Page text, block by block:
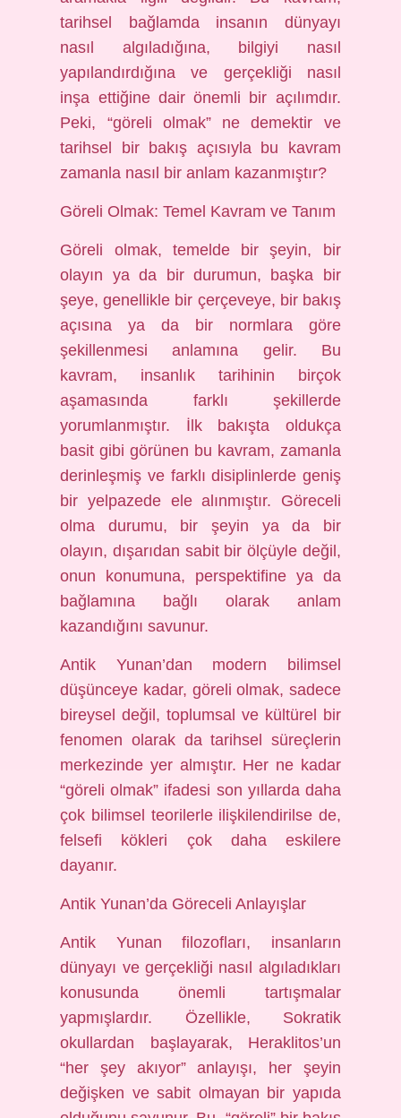
tarihsel bağlamda insanın dünyayı
nasıl algıladığına, bilgiyi nasıl
yapılandırdığına ve gerçekliği nasıl
inşa ettiğine dair önemli bir açılımdır.
Peki, “göreli olmak” ne demektir ve
tarihsel bir bakış açısıyla bu kavram
zamanla nasıl bir anlam kazanmıştır?
Göreli Olmak: Temel Kavram ve Tanım
Göreli olmak, temelde bir şeyin, bir
olayın ya da bir durumun, başka bir
şeye, genellikle bir çerçeveye, bir bakış
açısına ya da bir normlara göre
şekillenmesi anlamına gelir. Bu
kavram, insanlık tarihinin birçok
aşamasında farklı şekillerde
yorumlanmıştır. İlk bakışta oldukça
basit gibi görünen bu kavram, zamanla
derinleşmiş ve farklı disiplinlerde geniş
bir yelpazede ele alınmıştır. Göreceli
olma durumu, bir şeyin ya da bir
olayın, dışarıdan sabit bir ölçüyle değil,
onun konumuna, perspektifine ya da
bağlamına bağlı olarak anlam
kazandığını savunur.
Antik Yunan’dan modern bilimsel
düşünceye kadar, göreli olmak, sadece
bireysel değil, toplumsal ve kültürel bir
fenomen olarak da tarihsel süreçlerin
merkezinde yer almıştır. Her ne kadar
“göreli olmak” ifadesi son yıllarda daha
çok bilimsel teorilerle ilişkilendirilse de,
felsefi kökleri çok daha eskilere
dayanır.
Antik Yunan’da Göreceli Anlayışlar
Antik Yunan filozofları, insanların
dünyayı ve gerçekliği nasıl algıladıkları
konusunda önemli tartışmalar
yapmışlardır. Özellikle, Sokratik
okullardan başlayarak, Heraklitos’un
“her şey akıyor” anlayışı, her şeyin
değişken ve sabit olmayan bir yapıda